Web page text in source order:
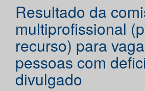
Resultado da
multiprofissional
recurso) para
pessoas com
divulgado